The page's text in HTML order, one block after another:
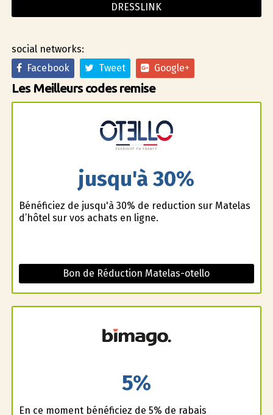
DRESSLINK
social networks:
Facebook
Tweet Google+
Les Meilleurs codes remise
jusqu'à 30%
Bénéficiez de jusqu'à 30% de reduction sur Matelas
d’hôtel sur vos achats en ligne.
Bon de Réduction Matelas-otello
5%
En ce moment bénéficiez de 5% de rabais